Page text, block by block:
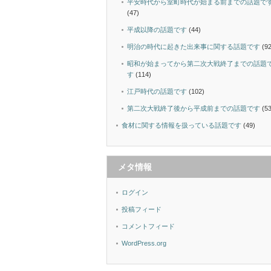
平安時代から室町時代が始まる前までの話題で
(47)
平成以降の話題です (44)
明治の時代に起きた出来事に関する話題です
昭和が始まってから第二次大戦終了までの話題
す (114)
江戸時代の話題です (102)
第二次大戦終了後から平成前までの話題です
食材に関する情報を扱っている話題です (49)
メタ情報
ログイン
投稿フィード
コメントフィード
WordPress.org